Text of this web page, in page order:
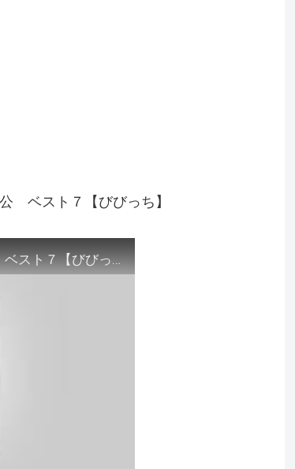
ベスト７【びびっち】
【衝撃】【ドラクエランキング】一位は誰だ？最強主人公 ベスト７【びびっち】